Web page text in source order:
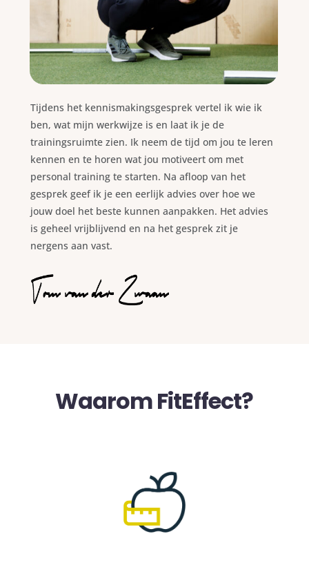
Tijdens het kennismakingsgesprek vertel ik wie ik
ben, wat mijn werkwijze is en laat ik je de
trainingsruimte zien. Ik neem de tijd om jou te leren
kennen en te horen wat jou motiveert om met
personal training te starten. Na afloop van het
gesprek geef ik je een eerlijk advies over hoe we
jouw doel het beste kunnen aanpakken. Het advies
is geheel vrijblijvend en na het gesprek zit je
nergens aan vast.
Waarom FitEffect?